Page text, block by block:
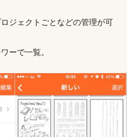
ジェクトごとなどの管理が可
ーで一覧。